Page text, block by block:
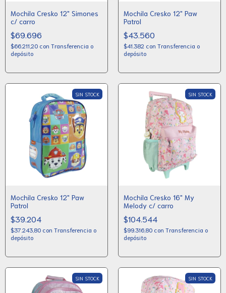
Mochila Cresko 12" Simones
c/ carro
$69.696
$66.211,20 con Transferencia o
depósito
Mochila Cresko 12" Paw
Patrol
$43.560
$41.382 con Transferencia o
depósito
SIN STOCK
Mochila Cresko 12" Paw
Patrol
$39.204
$37.243,80 con Transferencia o
depósito
SIN STOCK
Mochila Cresko 16" My
Melody c/ carro
$104.544
$99.316,80 con Transferencia o
depósito
SIN STOCK SIN STOCK